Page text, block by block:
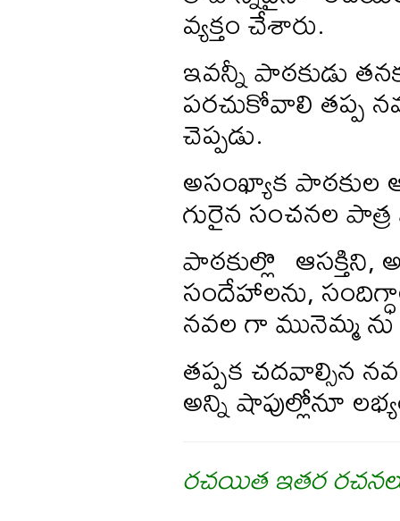
వ్యక్తం చేశారు.
ఇవన్నీ పాఠకుడు
పరచుకోవాలి తప్ప
చెప్పడు.
అసంఖ్యాక పాఠకుల
గురైన సంచనల
పాఠకుల్లొ ఆసక్తిని,
సందేహాలను,
నవల గా మునెమ్మ ను
తప్పక చదవాల్సిన
అన్ని షాపుల్లోనూ
రచయిత ఇతర